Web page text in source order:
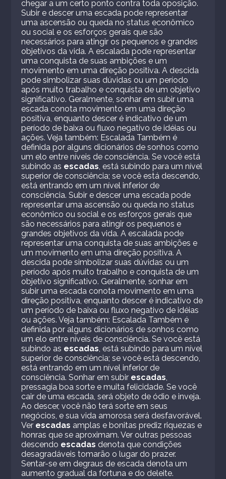
chegar a um certo ponto contra toda oposição.
Subir e descer uma escada pode representar
uma ascensão ou queda no status econômico
ou social e os esforços gerais que são
necessários para atingir os pequenos e grandes
objetivos da vida. A escalada pode representar
uma conquista de suas ambições e um
movimento em uma direção positiva. A descida
pode simbolizar suas dúvidas ou um período
após muito trabalho e conquista de um objetivo
significativo. Geralmente, sonhar em subir uma
escada conota movimento em uma direção
positiva, enquanto descer é indicativo de um
período de baixa ou fluxo negativo de idéias ou
ações. Veja também: Escalada Também é
definida por alguns dicionários de sonhos como
um elo entre níveis de consciência. Se você está
subindo as escadas, está subindo para um nível
superior de consciência; se você está descendo,
está entrando em um nível inferior de
consciência. Subir e descer uma escada pode
representar uma ascensão ou queda no status
econômico ou social e os esforços gerais que
são necessários para atingir os pequenos e
grandes objetivos da vida. A escalada pode
representar uma conquista de suas ambições e
um movimento em uma direção positiva. A
descida pode simbolizar suas dúvidas ou um
período após muito trabalho e conquista de um
objetivo significativo. Geralmente, sonhar em
subir uma escada conota movimento em uma
direção positiva, enquanto descer é indicativo de
um período de baixa ou fluxo negativo de idéias
ou ações. Veja também: Escalada Também é
definida por alguns dicionários de sonhos como
um elo entre níveis de consciência. Se você está
subindo as escadas, está subindo para um nível
superior de consciência; se você está descendo,
está entrando em um nível inferior de
consciência. Sonhar em subir escadas,
pressagia boa sorte e muita felicidade. Se você
cair de uma escada, será objeto de ódio e inveja.
Ao descer, você não terá sorte em seus
negócios, e sua vida amorosa será desfavorável.
Ver escadas amplas e bonitas prediz riquezas e
honras que se aproximam. Ver outras pessoas
descendo escadas denota que condições
desagradáveis ​​tomarão o lugar do prazer.
Sentar-se em degraus de escada denota um
aumento gradual da fortuna e do deleite.